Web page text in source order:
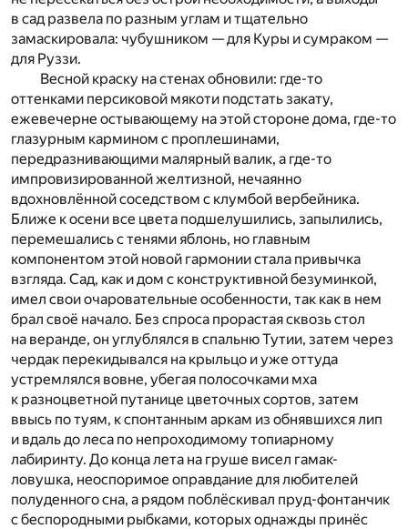
в сад развела по разным углам и тщательно
замаскировала: чубушником — для Куры и сумраком —
для Руззи.
Весной краску на стенах обновили: где-то
оттенками персиковой мякоти подстать закату,
ежевечерне остывающему на этой стороне дома, где-то
глазурным кармином с проплешинами,
передразнивающими малярный валик, а где-то
импровизированной желтизной, нечаянно
вдохновлённой соседством с клумбой вербейника.
Ближе к осени все цвета подшелушились, запылились,
перемешались с тенями яблонь, но главным
компонентом этой новой гармонии стала привычка
взгляда. Сад, как и дом с конструктивной безуминкой,
имел свои очаровательные особенности, так как в нем
брал своё начало. Без спроса прорастая сквозь стол
на веранде, он углублялся в спальню Тутии, затем через
чердак перекидывался на крыльцо и уже оттуда
устремлялся вовне, убегая полосочками мха
к разноцветной путанице цветочных сортов, затем
ввысь по туям, к спонтанным аркам из обнявшихся лип
и вдаль до леса по непроходимому топиарному
лабиринту. До конца лета на груше висел гамак-
ловушка, неоспоримое оправдание для любителей
полуденного сна, а рядом поблёскивал пруд-фонтанчик
с беспородными рыбками, которых однажды принёс